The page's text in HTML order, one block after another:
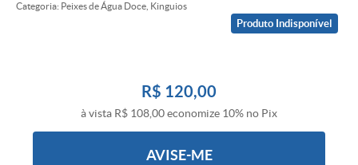
Categoria: Peixes de Água Doce Kinguios
Produto Indisponível
R$ 120,00
à vista R$ 108,00economize 10% no Pix
AVISE-ME